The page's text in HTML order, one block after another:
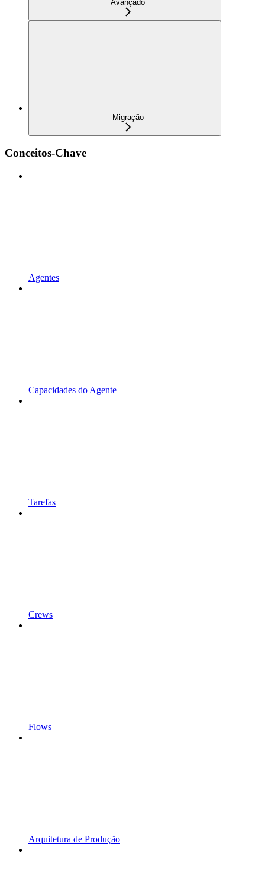
Avançado
Migração
Conceitos-Chave
Agentes
Capacidades do Agente
Tarefas
Crews
Flows
Arquitetura de Produção